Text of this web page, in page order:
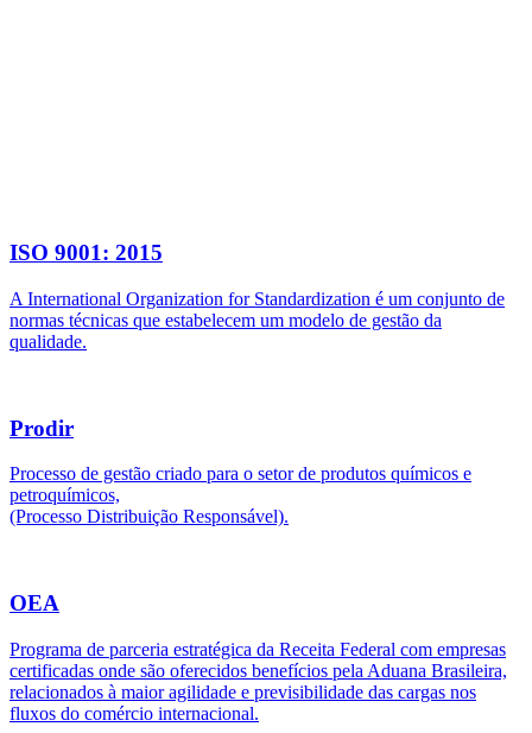
ISO 9001: 2015
A International Organization for Standardization é um conjunto de
normas técnicas que estabelecem um modelo de gestão da
qualidade.
Prodir
Processo de gestão criado para o setor de produtos químicos e
petroquímicos,
(Processo Distribuição Responsável).
OEA
Programa de parceria estratégica da Receita Federal com empresas
certificadas onde são oferecidos benefícios pela Aduana Brasileira,
relacionados à maior agilidade e previsibilidade das cargas nos
fluxos do comércio internacional.